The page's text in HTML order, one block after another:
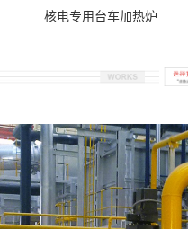
核电专用台车加热炉